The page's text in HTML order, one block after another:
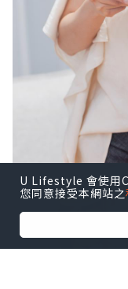
U Lifestyle 會使用
您同意接受本網站之